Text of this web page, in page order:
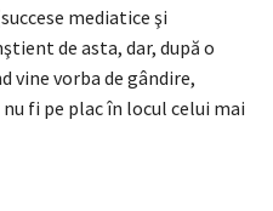
mediatice şi
de asta, dar, după o
vine vorba de gândire,
fi pe plac în locul celui mai